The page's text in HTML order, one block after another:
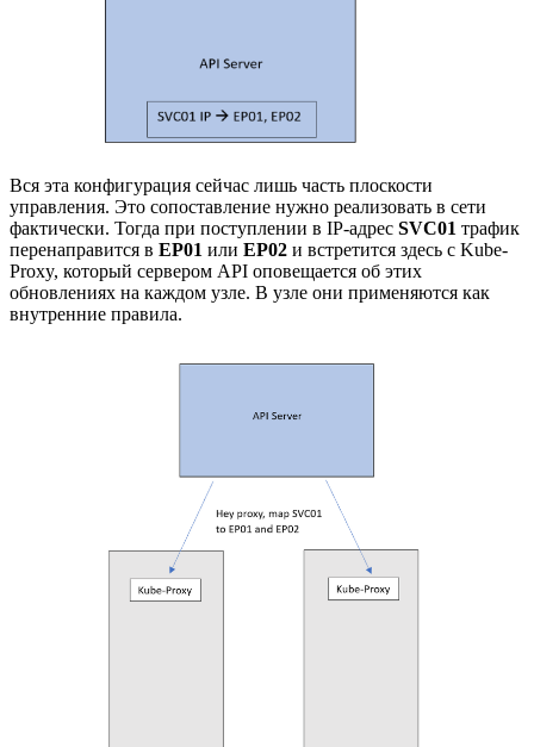
Вся эта конфигурация сейчас лишь часть плоскости
управления. Это сопоставление нужно реализовать в сети
фактически. Тогда при поступлении в IP-адрес SVC01 трафик
перенаправится в EP01 или EP02 и встретится здесь с Kube-
Proxy, который сервером API оповещается об этих
обновлениях на каждом узле. В узле они применяются как
внутренние правила.